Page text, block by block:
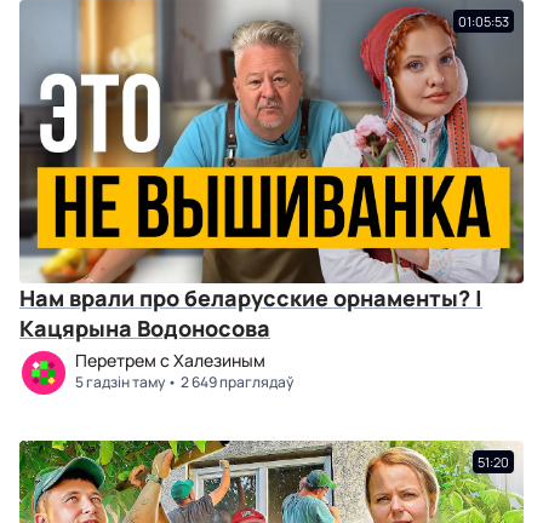
01:05:53
Нам врали про беларусские орнаменты? |
Кацярына Водоносова
Перетрем с Халезиным
5 гадзін таму 2 649 праглядаў
51:20